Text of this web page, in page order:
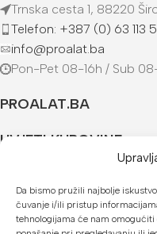
Da bismo pružili najbolje
čuvanje i/ili pristup
tehnologijama će nam omogućiti
Trnska cesta 1, 88220
Telefon: +387 (0) 63 113
info@proalat.ba
Pon-Pet 08-16h / Sub
PROALAT.BA
UVJETI KUPOVINE
U našoj web trgovini